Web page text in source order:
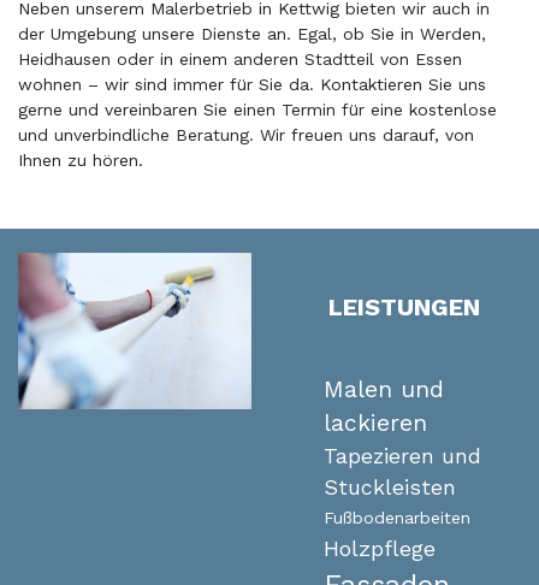
Neben unserem Malerbetrieb in Kettwig bieten wir auch in
der Umgebung unsere Dienste an. Egal, ob Sie in Werden,
Heidhausen oder in einem anderen Stadtteil von Essen
wohnen – wir sind immer für Sie da. Kontaktieren Sie uns
gerne und vereinbaren Sie einen Termin für eine kostenlose
und unverbindliche Beratung. Wir freuen uns darauf, von
Ihnen zu hören.
LEISTUNGEN
Malen und
lackieren
Tapezieren und
Stuckleisten
Fußbodenarbeiten
Holzpflege